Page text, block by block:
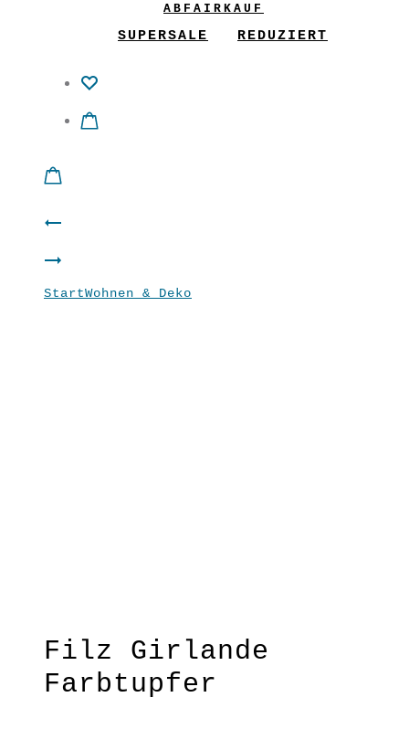
ABFAIRKAUF
SUPERSALE REDUZIERT
Product
navigation
S
Filz
Girlande
StartWohnen & Deko
Filz Girlande
Farbtupfer